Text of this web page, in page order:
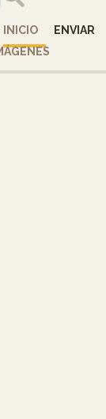
INICIO
ENVIAR